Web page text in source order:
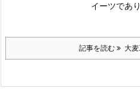
イーツであ
記事を読む 大